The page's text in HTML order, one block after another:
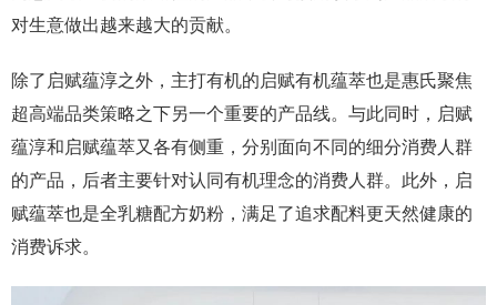
对生意做出越来越大的贡献。
除了启赋蕴淳之外，主打有机的启赋有机蕴萃也是惠氏聚焦
超高端品类策略之下另一个重要的产品线。与此同时，启赋
蕴淳和启赋蕴萃又各有侧重，分别面向不同的细分消费人群
的产品，后者主要针对认同有机理念的消费人群。此外，启
赋蕴萃也是全乳糖配方奶粉，满足了追求配料更天然健康的
消费诉求。